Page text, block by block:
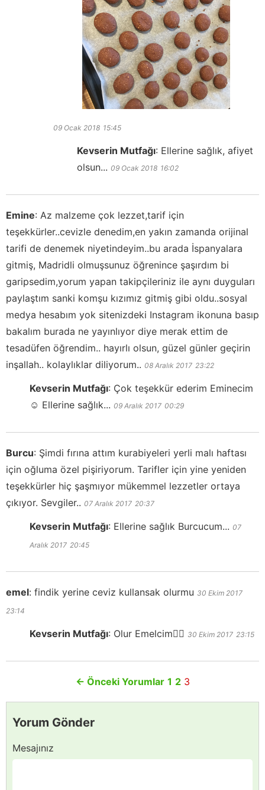
09 Ocak 2018 15:45
Kevserin Mutfağı: Ellerine sağlık, afiyet
olsun... 09 Ocak 2018 16:02
Emine: Az malzeme çok lezzet,tarif için
teşekkürler..cevizle denedim,en yakın zamanda orijinal
tarifi de denemek niyetindeyim..bu arada İspanyalara
gitmiş, Madridli olmuşsunuz öğrenince şaşırdım bi
garipsedim,yorum yapan takipçileriniz ile aynı duyguları
paylaştım sanki komşu kızımız gitmiş gibi oldu..sosyal
medya hesabım yok sitenizdeki Instagram ikonuna basıp
bakalım burada ne yayınlıyor diye merak ettim de
tesadüfen öğrendim.. hayırlı olsun, güzel günler geçirin
inşallah.. kolaylıklar diliyorum.. 08 Aralık 2017 23:22
Kevserin Mutfağı: Çok teşekkür ederim Eminecim
☺️ Ellerine sağlık... 09 Aralık 2017 00:29
Burcu: Şimdi fırına attım kurabiyeleri yerli malı haftası
için oğluma özel pişiriyorum. Tarifler için yine yeniden
teşekkürler hiç şaşmıyor mükemmel lezzetler ortaya
çıkıyor. Sevgiler.. 07 Aralık 2017 20:37
Kevserin Mutfağı: Ellerine sağlık Burcucum... 07
Aralık 2017 20:45
emel: findik yerine ceviz kullansak olurmu 30 Ekim 2017
23:14
Kevserin Mutfağı: Olur Emelcim👍🏻 30 Ekim 2017 23:15
← Önceki Yorumlar 1 2 3
Yorum Gönder
Mesajınız